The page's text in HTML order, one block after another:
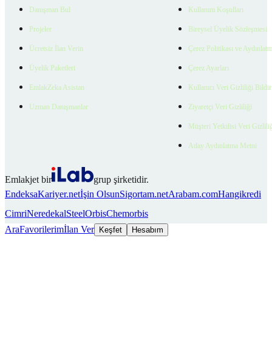
Danışman Bul
Projeler
Ücretsiz İlan Verin
Üyelik Paketleri
EmlakZeka Asistan
Uzman Danışmanlar
Kullanım Koşulları
Bireysel Üyelik Sözleşmesi
Çerez Politikası ve
Çerez Ayarları
Kullanıcı Veri Gizliliği
Ziyaretçi Veri Gizliliği
Müşteri Yetkilisi Veri
Aday Aydınlatma Metni
Emlakjet bir
grup şirketidir.
EndeksaKariyer.netİşin OlsunSigortam.netArabam.comHangikredi
CimriNeredekalSteelOrbisChemorbis
AraFavorilerimİlan Ver Keşfet Hesabım